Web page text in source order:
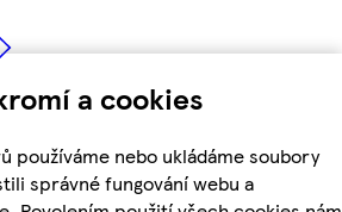
a cookies
používáme nebo ukládáme soubory
správné fungování webu a